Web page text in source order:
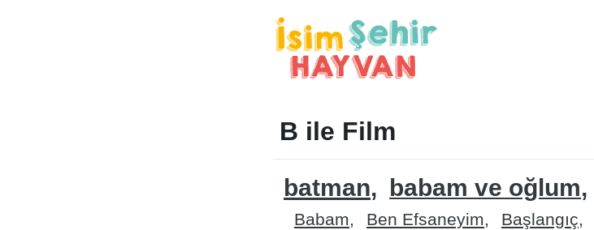
B ile Film
batman babam ve oğlum
Babam
Ben Efsaneyim Başlangıç